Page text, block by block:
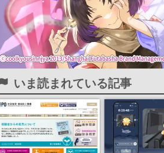
いま読まれている記事